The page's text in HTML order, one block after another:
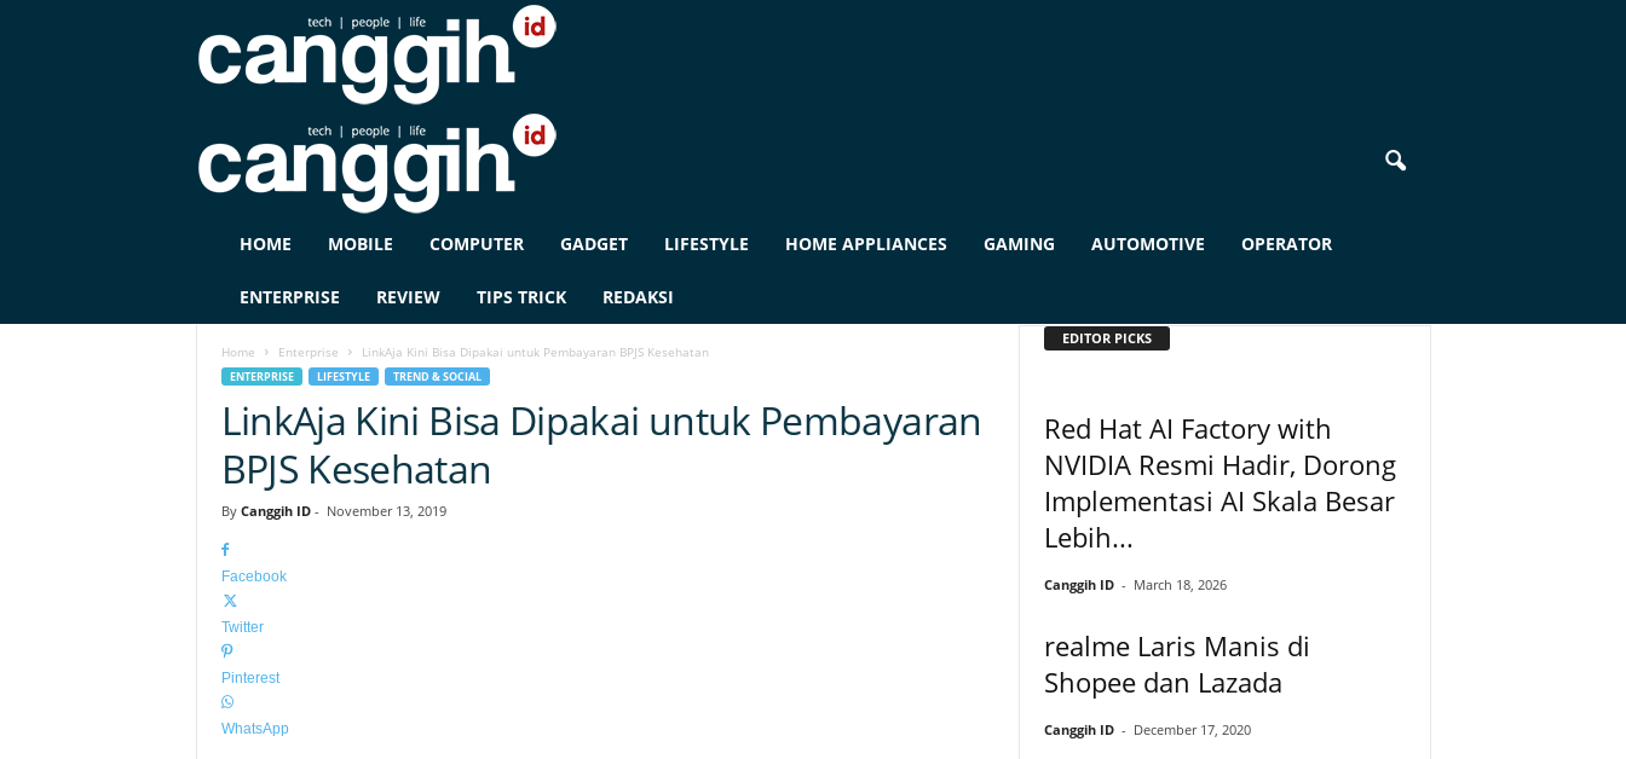
G
HOME MOBILE COMPUTER GADGET LIFESTYLE HOME APPLIANCES GAMING AUTOMOTIVE OPERATOR
ENTERPRISE REVIEW TIPS TRICK REDAKSI
Home Enterprise LinkAja Kini Bisa Dipakai untuk Pembayaran BPJS Kesehatan
ENTERPRISE LIFESTYLE TREND & SOCIAL
LinkAja Kini Bisa Dipakai untuk Pembayaran
BPJS Kesehatan
By Canggih ID- November 13, 2019
Facebook
Twitter
Pinterest
WhatsApp
EDITOR PICKS
Red Hat AI Factory with
NVIDIA Resmi Hadir, Dorong
Implementasi AI Skala Besar
Lebih...
Canggih ID - March 18, 2026
realme Laris Manis di
Shopee dan Lazada
Canggih ID - December 17, 2020